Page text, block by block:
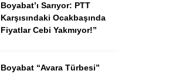
Boyabat’ı Sarıyor: PTT
Karşısındaki Ocakbaşında
Fiyatlar Cebi Yakmıyor!”
Boyabat “Avara Türbesi”